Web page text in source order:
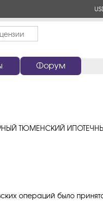
Форум
ТЮМЕНСКИЙ
операций было